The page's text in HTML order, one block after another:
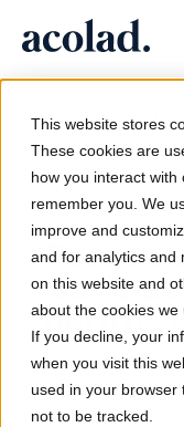
This website stores
These cookies are
how you interact
remember you. We
improve and
and for analytics and
on this website and
about the cookies we
If you decline, your
when you visit this
used in your
not to be tracked.
Tradução
Velocidade da IA,
Interpretação
Comunicação
Mídia e
Leve histórias a
Lia Translate
Traduções
Conectividade
Integração nos
Interpretação
Tradução de voz
Histórias de
Resultados reais dos
Artigos
Perspetivas de
Ebooks
Guias e estratégias
Sobre a
Parceiros
Notícias
tradução de
importante
Porque
de
peritos
Entre todas as
empresa,
fundamentais